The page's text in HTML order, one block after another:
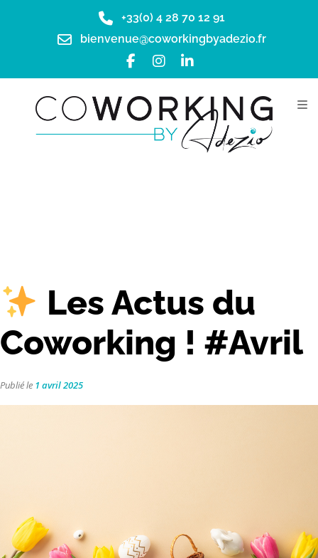
+33(0) 4 28 70 12 91
bienvenue@coworkingbyadezio.fr
Les Actus du
Coworking ! #Avril
Publié le 1 avril 2025